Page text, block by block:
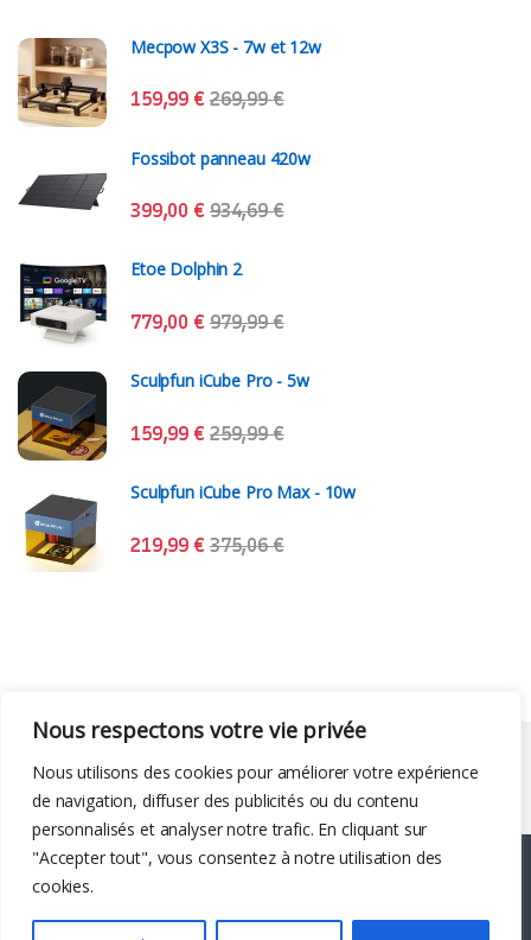
Nous respectons votre vie privée
Nous utilisons des cookies pour améliorer votre expérience
de navigation, diffuser des publicités ou du contenu
personnalisés et analyser notre trafic. En cliquant sur
"Accepter tout", vous consentez à notre utilisation des
cookies.
Mecpow X3S - 7w et 12w
159,99€ 269,99€
Fossibot panneau 420w
399,00€ 934,69€
Etoe Dolphin 2
779,00€ 979,99€
Sculpfun iCube Pro - 5w
159,99€ 259,99€
Sculpfun iCube Pro Max - 10w
219,99€ 375,06€
Liens utiles